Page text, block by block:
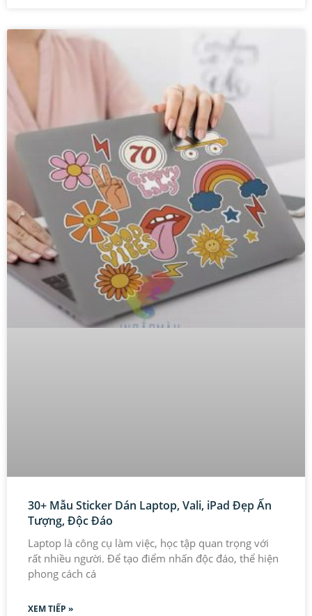
30+ Mẫu Sticker Dán Laptop, Vali, iPad Đẹp Ấn
Tượng, Độc Đáo
Laptop là công cụ làm việc, học tập quan trọng với
rất nhiều người. Để tạo điểm nhấn độc đáo, thể hiện
phong cách cá
XEM TIẾP »